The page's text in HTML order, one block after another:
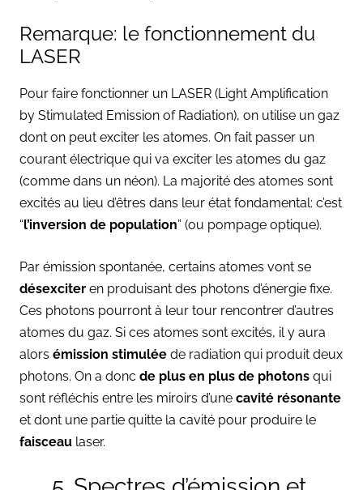
Remarque: le fonctionnement du
LASER
Pour faire fonctionner un LASER (Light Amplification
by Stimulated Emission of Radiation), on utilise un gaz
dont on peut exciter les atomes. On fait passer un
courant électrique qui va exciter les atomes du gaz
(comme dans un néon). La majorité des atomes sont
excités au lieu d’êtres dans leur état fondamental: c’est
“l’inversion de population” (ou pompage optique).
Par émission spontanée, certains atomes vont se
désexciter en produisant des photons d’énergie fixe.
Ces photons pourront à leur tour rencontrer d’autres
atomes du gaz. Si ces atomes sont excités, il y aura
alors émission stimulée de radiation qui produit deux
photons. On a donc de plus en plus de photons qui
sont réfléchis entre les miroirs d’une cavité résonante
et dont une partie quitte la cavité pour produire le
faisceau laser.